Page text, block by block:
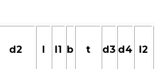
d2 l l1 b t d3 d4 l2